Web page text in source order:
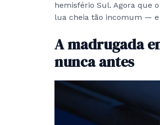
hemisfério Sul. Agora que
lua cheia tão incomum —
A madrugada
nunca antes